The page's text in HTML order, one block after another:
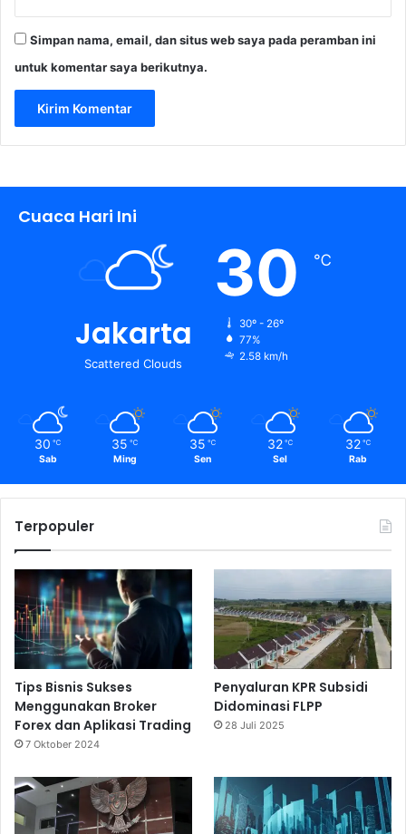
Simpan nama, email, dan situs web saya pada peramban ini
untuk komentar saya berikutnya.
Cuaca Hari Ini
Jakarta
Scattered Clouds
30 ℃
30º - 26º
77%
2.58 km/h
30 ℃
Sab
35 ℃
Ming
35 ℃
Sen
32 ℃
Sel
32 ℃
Rab
Terpopuler
Tips Bisnis Sukses
Menggunakan Broker
Forex dan Aplikasi Trading
7 Oktober 2024
Penyaluran KPR Subsidi
Didominasi FLPP
28 Juli 2025